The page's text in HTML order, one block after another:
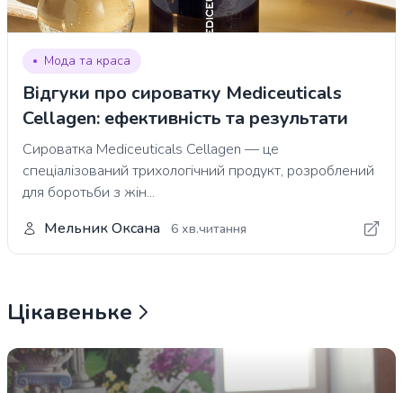
Мода та краса
Відгуки про сироватку Mediceuticals
Cellagen: ефективність та результати
Сироватка Mediceuticals Cellagen — це
спеціалізований трихологічний продукт, розроблений
для боротьби з жін...
Мельник Оксана
6 хв.читання
Цікавеньке